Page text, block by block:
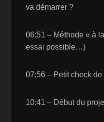
va démarrer ?
06:51 – Méthode « à
essai possible…)
07:56 – Petit check
10:41 – Début du